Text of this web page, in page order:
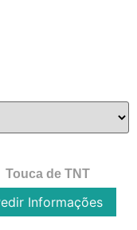
Touca de TNT
Informações